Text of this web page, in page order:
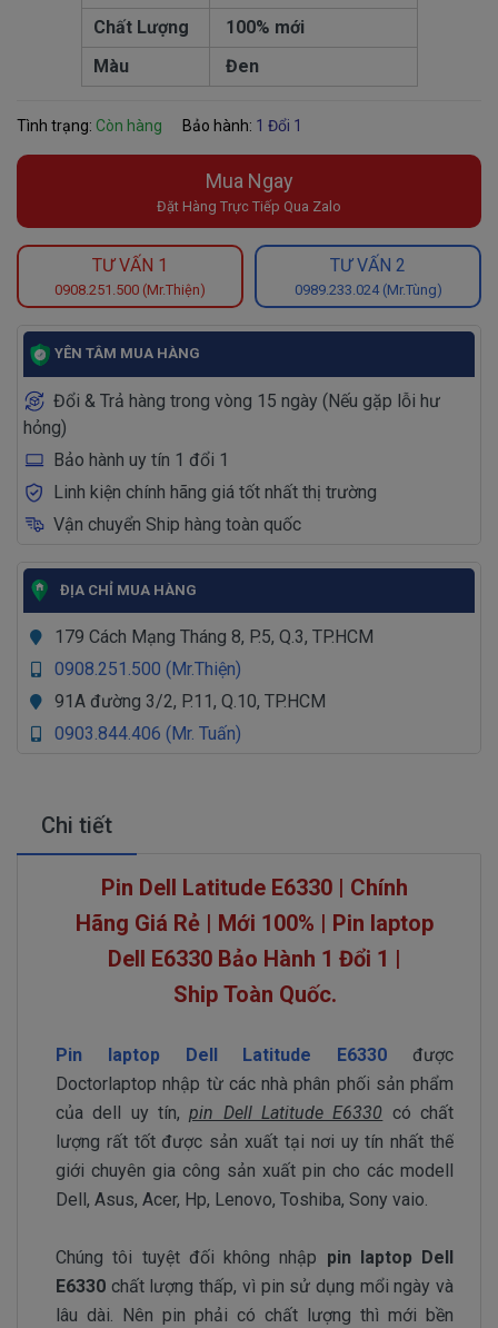
Chất Lượng
100% mới
Màu
Đen
Tình trạng: Còn hàng Bảo hành: 1 Đổi 1
Mua Ngay
Đặt Hàng Trực Tiếp Qua Zalo
TƯ VẤN 1
0908.251.500 (Mr.Thiện)
TƯ VẤN 2
0989.233.024 (Mr.Tùng)
YÊN TÂM MUA HÀNG
Đổi & Trả hàng trong vòng 15 ngày (Nếu gặp lỗi hư
hỏng)
Bảo hành uy tín 1 đổi 1
Linh kiện chính hãng giá tốt nhất thị trường
Vận chuyển Ship hàng toàn quốc
ĐỊA CHỈ MUA HÀNG
179 Cách Mạng Tháng 8, P.5, Q.3, TP.HCM
0908.251.500 (Mr.Thiện)
91A đường 3/2, P.11, Q.10, TP.HCM
0903.844.406 (Mr. Tuấn)
Chi tiết
Pin Dell Latitude E6330 | Chính
Hãng Giá Rẻ | Mới 100% | Pin laptop
Dell E6330 Bảo Hành 1 Đổi 1 |
Ship Toàn Quốc.
Pin laptop Dell Latitude E6330
được
Doctorlaptop nhập từ các nhà phân phối sản phẩm
của dell uy tín,pin Dell Latitude E6330 có chất
lượng rất tốt được sản xuất tại nơi uy tín nhất thế
giới chuyên gia công sản xuất pin cho các modell
Dell, Asus, Acer, Hp, Lenovo, Toshiba, Sony vaio.
Chúng tôi tuyệt đối không nhập pin laptop Dell
E6330 chất lượng thấp, vì pin sử dụng mổi ngày và
lâu dài. Nên pin phải có chất lượng thì mới bền